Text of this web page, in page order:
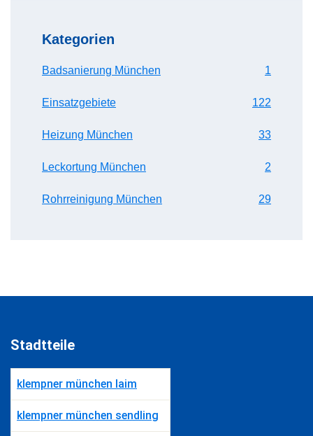
Kategorien
Badsanierung München 1
Einsatzgebiete 122
Heizung München 33
Leckortung München 2
Rohrreinigung München 29
Stadtteile
klempner münchen laim
klempner münchen sendling